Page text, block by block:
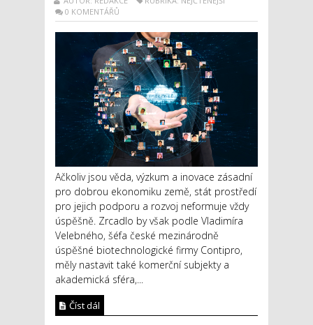
0 KOMENTÁŘŮ
Ačkoliv jsou věda, výzkum a inovace zásadní
pro dobrou ekonomiku země, stát prostředí
pro jejich podporu a rozvoj neformuje vždy
úspěšně. Zrcadlo by však podle Vladimíra
Velebného, šéfa české mezinárodně
úspěšné biotechnologické firmy Contipro,
měly nastavit také komerční subjekty a
akademická sféra,...
Číst dál